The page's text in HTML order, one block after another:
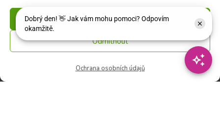
Příjmout
Odmítnout
Ochrana osobních údajů
Rychlý kontakt: